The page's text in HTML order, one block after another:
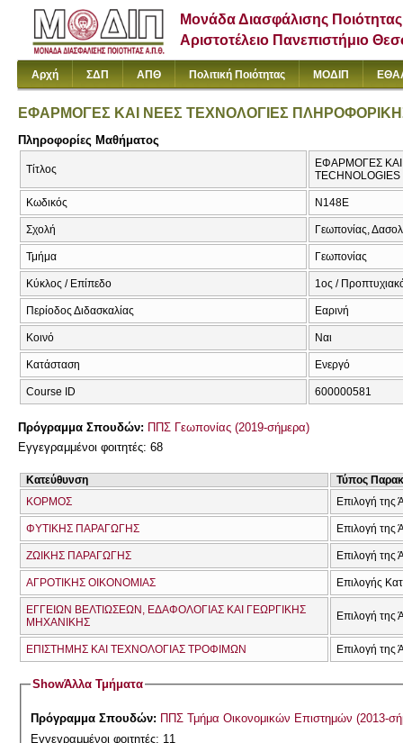
Μονάδα Διασφάλισης Ποιότητας
Αριστοτέλειο Πανεπιστήμιο
Αρχή ΣΔΠ ΑΠΘ Πολιτική Ποιότητας ΜΟΔΙΠ
ΕΦΑΡΜΟΓΕΣ ΚΑΙ ΝΕΕΣ ΤΕΧΝΟΛΟΓΙΕΣ
Πληροφορίες Μαθήματος
Τίτλος
ΕΦΑΡΜΟΓΕΣ ΚΑΙ
TECHNOLOGIES
Κωδικός Ν148Ε
Σχολή Γεωπονίας,
Τμήμα Γεωπονίας
Κύκλος / Επίπεδο 1ος /
Περίοδος Διδασκαλίας Εαρινή
Κοινό Ναι
Κατάσταση Ενεργό
Course ID 600000581
Πρόγραμμα Σπουδών: ΠΠΣ Γεωπονίας (2019-σήμερα)
Εγγεγραμμένοι φοιτητές: 68
Κατεύθυνση
Τύπος
ΚΟΡΜΟΣ
Επιλογή της
ΦΥΤΙΚΗΣ ΠΑΡΑΓΩΓΗΣ Επιλογή της
ΖΩΙΚΗΣ ΠΑΡΑΓΩΓΗΣ Επιλογή της
ΑΓΡΟΤΙΚΗΣ ΟΙΚΟΝΟΜΙΑΣ Επιλογής
ΕΓΓΕΙΩΝ ΒΕΛΤΙΩΣΕΩΝ, ΕΔΑΦΟΛΟΓΙΑΣ ΚΑΙ ΓΕΩΡΓΙΚΗΣ
ΜΗΧΑΝΙΚΗΣ
Επιλογή της
ΕΠΙΣΤΗΜΗΣ ΚΑΙ ΤΕΧΝΟΛΟΓΙΑΣ ΤΡΟΦΙΜΩΝ Επιλογή της
ShowΆλλα Τμήματα
Πρόγραμμα Σπουδών: ΠΠΣ Τμήμα Οικονομικών Επιστημών (2013-
Εγγεγραμμένοι φοιτητές: 11